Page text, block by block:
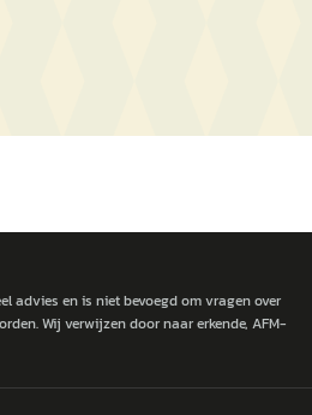
advies en is niet bevoegd om vragen over
Wij verwijzen door naar erkende, AFM-